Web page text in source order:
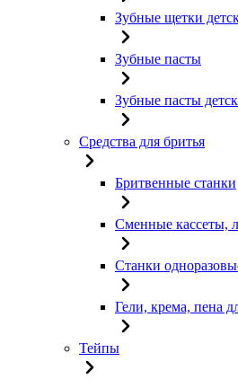
Зубные щетки
Зубные пасты
Зубные пасты
Средства для бритья
Бритвенные станки
Сменные кассеты,
Станки
Гели, крема, пена
Тейпы